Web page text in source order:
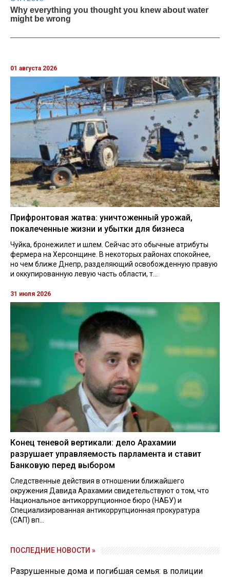
01 августа 2026
Прифронтовая жатва: уничтоженный урожай,
покалеченные жизни и убытки для бизнеса
Чуйка, бронежилет и шлем. Сейчас это обычные атрибуты
фермера на Херсонщине. В некоторых районах спокойнее,
но чем ближе Днепр, разделяющий освобожденную правую
и оккупированную левую часть области, т...
31 июля 2026
Конец теневой вертикали: дело Арахамии
разрушает управляемость парламента и ставит
Банковую перед выбором
Следственные действия в отношении ближайшего
окружения Давида Арахамии свидетельствуют о том, что
Национальное антикоррупционное бюро (НАБУ) и
Специализированная антикоррупционная прокуратура
(САП) вп...
ПОСЛЕДНИЕ НОВОСТИ »
Разрушенные дома и погибшая семья: в полиции